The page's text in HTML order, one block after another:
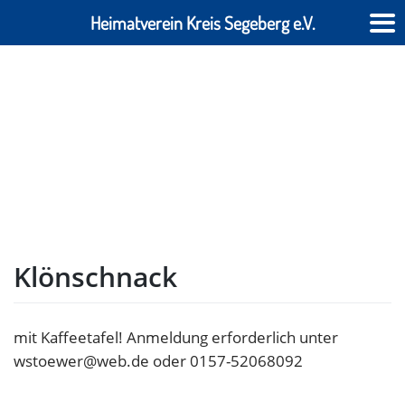
Klönschnack
mit Kaffeetafel! Anmeldung erforderlich unter
wstoewer@web.de oder 0157-52068092
Heimatverein Kreis Segeberg e.V.